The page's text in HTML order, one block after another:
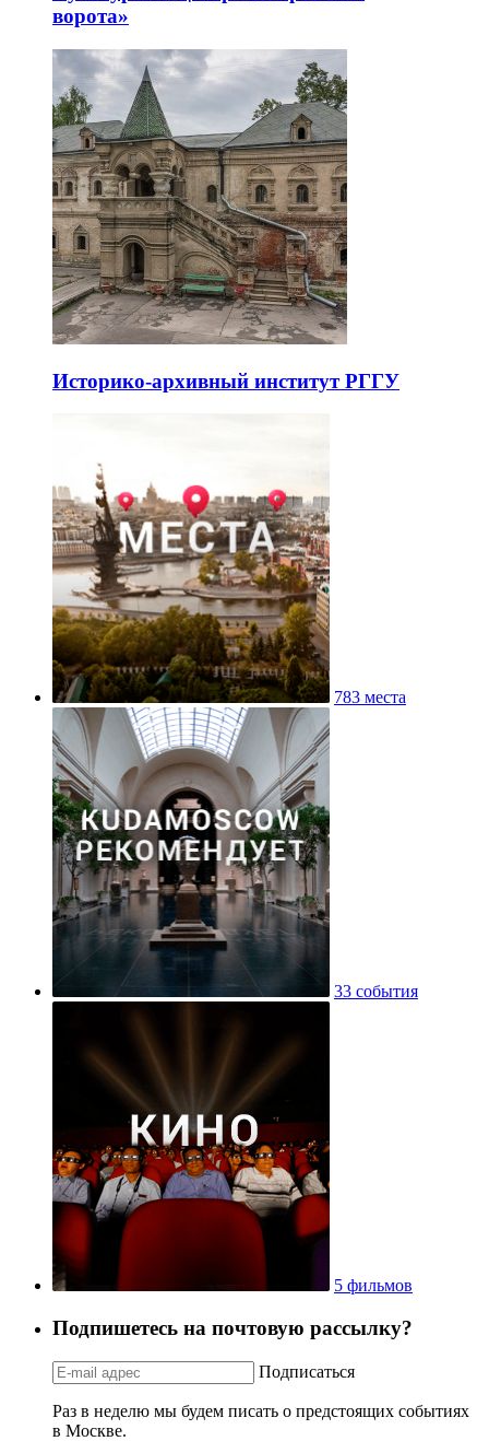
ворота»
Историко-архивный институт РГГУ
783 места
33 события
5 фильмов
Подпишетесь на почтовую рассылку?
Подписаться
Раз в неделю мы будем писать о предстоящих событиях
в Москве.